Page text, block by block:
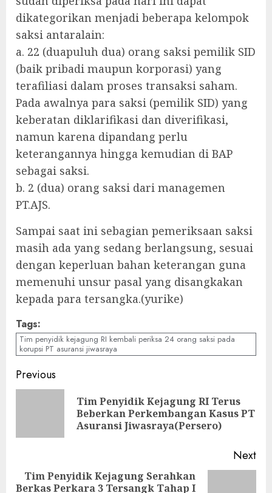
dikategorikan menjadi beberapa kelompok
saksi antaralain:
a. 22 (duapuluh dua) orang saksi pemilik SID
(baik pribadi maupun korporasi) yang
terafiliasi dalam proses transaksi saham.
Pada awalnya para saksi (pemilik SID) yang
keberatan diklarifikasi dan diverifikasi,
namun karena dipandang perlu
keterangannya hingga kemudian di BAP
sebagai saksi.
b. 2 (dua) orang saksi dari managemen
PT.AJS.
Sampai saat ini sebagian pemeriksaan saksi
masih ada yang sedang berlangsung, sesuai
dengan keperluan bahan keterangan guna
memenuhi unsur pasal yang disangkakan
kepada para tersangka.(yurike)
Tags:
Tim penyidik kejagung RI kembali periksa 24 orang saksi pada
korupsi PT asuransi jiwasraya
Continue
Reading
Previous
Tim Penyidik Kejagung RI Terus
Beberkan Perkembangan Kasus PT
Asuransi Jiwasraya(Persero)
Next
Tim Penyidik Kejagung Serahkan
Berkas Perkara 3 Tersangk Tahap I